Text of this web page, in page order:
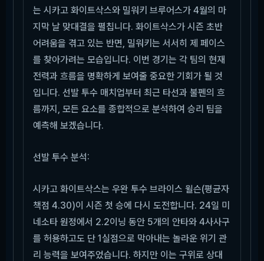
는 시카고 화이트삭스와 밀워키 브루어스가 4월의 마
지막 날 맞대결을 펼칩니다. 화이트삭스가 시즌 초반
어려움을 겪고 있는 반면, 밀워키는 서서히 제 페이스
를 찾아가려는 모습입니다. 이번 경기는 각 팀의 현재
전력과 흐름을 명확하게 보여줄 중요한 기회가 될 것
입니다. 선발 투수 매치업부터 최근 타선과 불펜의 흐
름까지, 모든 요소를 종합적으로 분석하여 승리 팀을
예측해 보겠습니다.
선발 투수 분석:
시카고 화이트삭스는 우완 투수 브라이스 윌슨(평균자
책점 4.30)이 시즌 첫 승에 다시 도전합니다. 24일 미
네소타 원정에서 2.2이닝 동안 5개의 안타와 4사사구
를 허용하고도 단 1실점으로 막아내는 놀라운 위기 관
리 능력을 보여주었습니다. 하지만 이는 구위로 상대